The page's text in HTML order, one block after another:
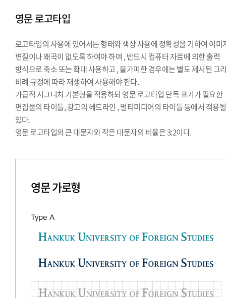
영문 로고타입
로고타입의 사용에 있어서는 형태와 색상 사용에 정확성을 기하여 이미
변질이나 왜곡이 없도록 하여야 하며 , 반드시 컴퓨터 자료에 의한 출력
방식으로 축소 또는 확대 사용하고 , 불가피한 경우에는 별도 제시된 그
비례 규정에 따라 재생하여 사용해야 한다.
가급적 시그니처 기본형을 적용하되 영문 로고타입 단독 표기가 필요한
편집물의 타이틀, 광고의 헤드라인 , 멀티미디어의 타이틀 등에서 적용
있다.
영문 로고타입의 큰 대문자와 작은 대문자의 비율은 3:2이다.
영문 가로형
Type A